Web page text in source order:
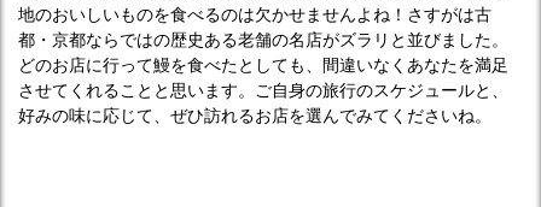
地のおいしいものを食べるのは欠かせませんよね！さすがは古
都・京都ならではの歴史ある老舗の名店がズラリと並びました。
どのお店に行って鰻を食べたとしても、間違いなくあなたを満足
させてくれることと思います。ご自身の旅行のスケジュールと、
好みの味に応じて、ぜひ訪れるお店を選んでみてくださいね。